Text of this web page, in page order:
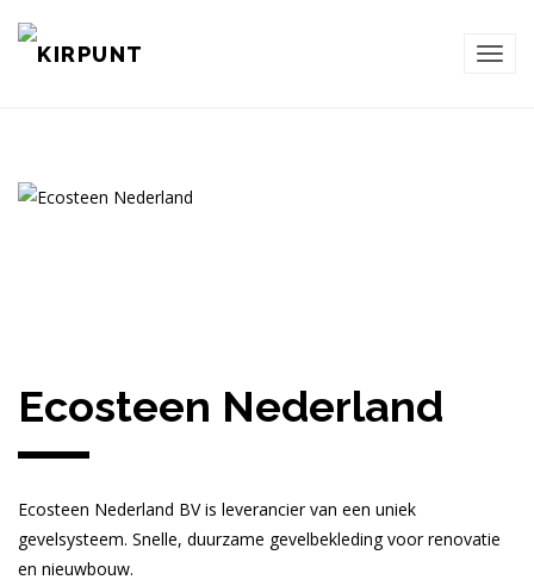
Ecosteen Nederland
Ecosteen Nederland BV is leverancier van een uniek
gevelsysteem. Snelle, duurzame gevelbekleding voor renovatie
en nieuwbouw.